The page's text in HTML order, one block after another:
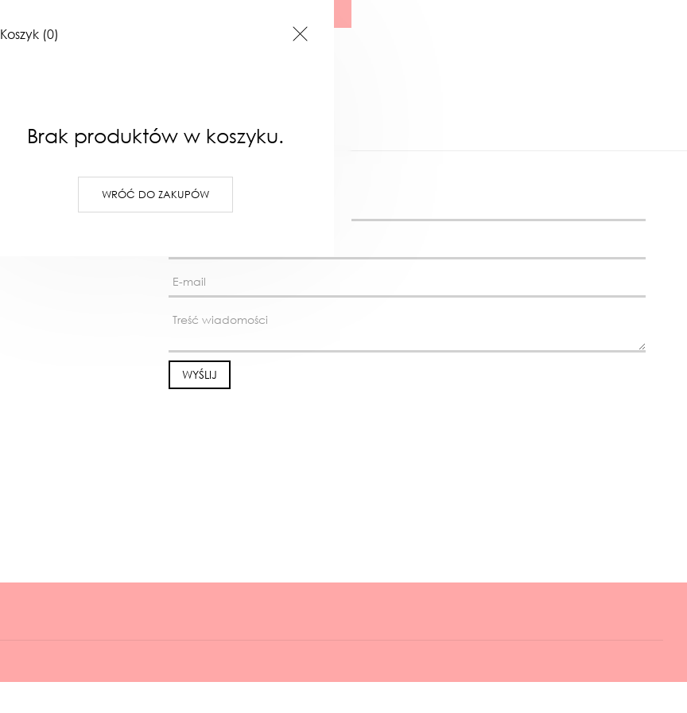
Koszyk (0)
Brak produktów w koszyku.
WRÓĆ DO ZAKUPÓW